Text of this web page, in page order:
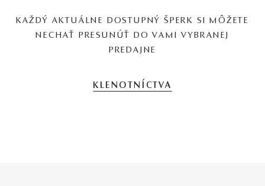
KAŽDÝ AKTUÁLNE DOSTUPNÝ ŠPERK SI MÔŽETE
NECHAŤ PRESUNÚŤ DO VAMI VYBRANEJ
PREDAJNE
KLENOTNÍCTVA